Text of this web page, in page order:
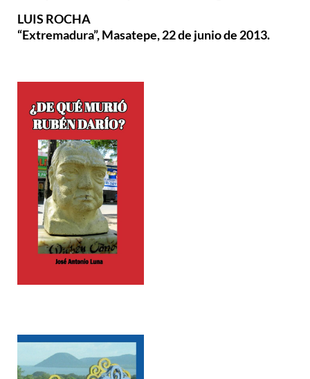
LUIS ROCHA
“Extremadura”, Masatepe, 22 de junio de 2013.